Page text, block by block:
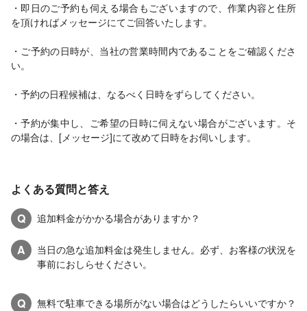
・即日のご予約も伺える場合もございますので、作業内容と住所
を頂ければメッセージにてご回答いたします。
・ご予約の日時が、当社の営業時間内であることをご確認くださ
い。
・予約の日程候補は、なるべく日時をずらしてください。
・予約が集中し、ご希望の日時に伺えない場合がございます。そ
の場合は、[メッセージ]にて改めて日時をお伺いします。
よくある質問と答え
Q
追加料金がかかる場合がありますか？
A
当日の急な追加料金は発生しません。必ず、お客様の状況を
事前におしらせください。
Q 無料で駐車できる場所がない場合はどうしたらいいですか？